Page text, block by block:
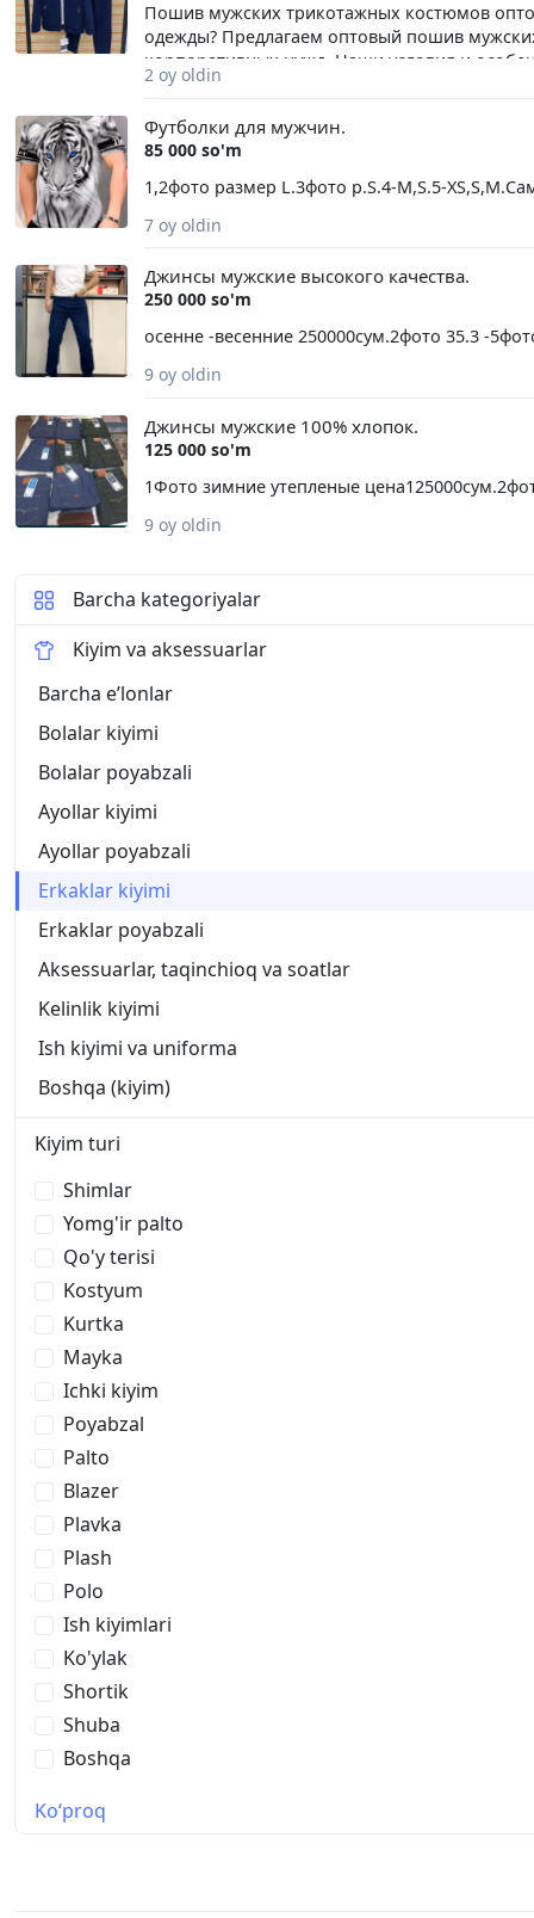
Пошив мужских трикотажных костюмов
одежды? Предлагаем оптовый пошив
корпоративных нужд. Наши условия и
заказами. Минимальный объем на пошив
комфортна в носке и устойчива к частым
фирменные бирки (вышивка, шелкография,
швов и соответствие лекалам. Костюмы
перевод на карту Click/Payme, безналичный
Узбекистану: Отправляем готовые партии
сдачи заказа. Свяжитесь с нами, чтобы
📞 Контакты: +998901871995 (можно звонить
2 oy oldin
Футболки для мужчин.
85 000 so'm
1,2фото размер L.3фото р.S.4-M,S.5-
7 oy oldin
Джинсы мужские высокого качества.
250 000 so'm
осенне -весенние 250000сум.2фото 35.3 -
9 oy oldin
Джинсы мужские 100% хлопок.
125 000 so'm
1Фото зимние утепленые
9 oy oldin
Barcha kategoriyalar
Kiyim va aksessuarlar
Barcha eʼlonlar
Bolalar kiyimi
Bolalar poyabzali
Ayollar kiyimi
Ayollar poyabzali
Erkaklar kiyimi
Erkaklar poyabzali
Aksessuarlar, taqinchioq va soatlar
Kelinlik kiyimi
Ish kiyimi va uniforma
Boshqa (kiyim)
Kiyim turi
Shimlar
Yomg'ir palto
Qo'y terisi
Kostyum
Kurtka
Mayka
Ichki kiyim
Poyabzal
Palto
Blazer
Plavka
Plash
Polo
Ish kiyimlari
Ko'ylak
Shortik
Shuba
Boshqa
Ko‘proq